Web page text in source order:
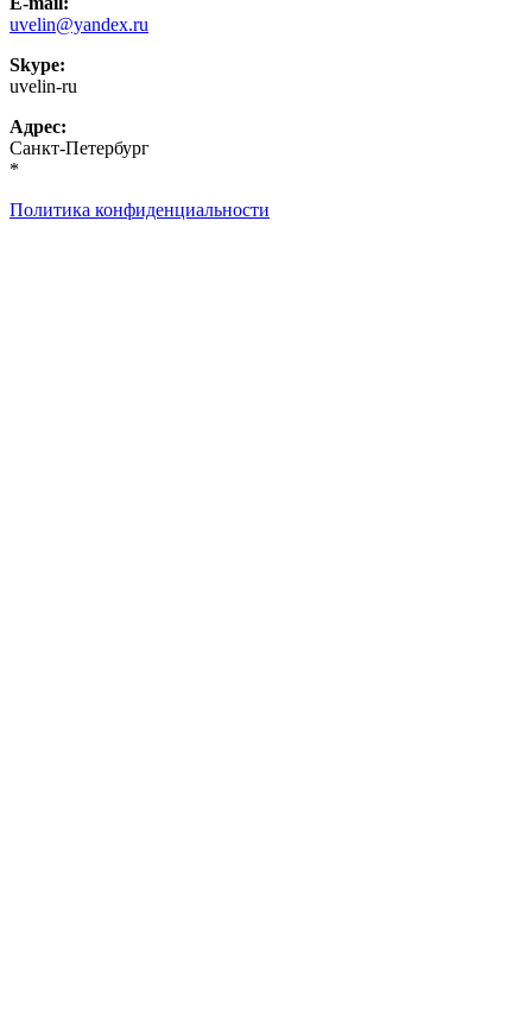
uvelin@yandex.ru
Skype:
uvelin-ru
Адрес:
Санкт-Петербург
*
Политика конфиденциальности